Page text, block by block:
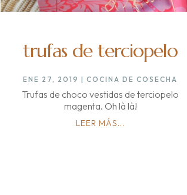
trufas de terciopelo
ENE 27, 2019 |COCINA DE COSECHA
Trufas de choco vestidas de terciopelo
magenta. Oh là là!
LEER MÁS...